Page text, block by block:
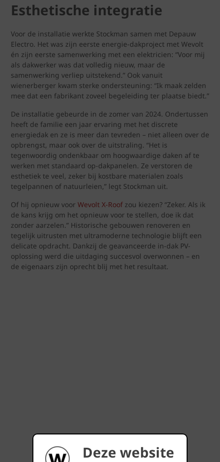
Deze website
Esthetische integratie
Voor de installatie werkte Stockman samen met Depauw
Electro. Het was zijn eerste energie-dakproject met Wevolt
én zijn eerste samenwerking met een elektricien: “Voor mij
als dakwerker was dat volledig nieuw, maar de
samenwerking verliep uitstekend.” Ook vanuit
wienerberger kwam sterke ondersteuning: “Ik maak zelden
mee dat een fabrikant zoveel begeleiding ter plaatse biedt.”
De installatie gebeurde in de zomer van 2024. Ondertussen
heeft de familie een jaar ervaring met het discrete
energiedak en ze is meer dan tevreden – niet alleen over de
opbrengst, maar ook over de uitstraling. “Het is
tegenwoordig ondenkbaar om hoogwaardige daken af te
werken met standaard op-dakpanelen. Ze verstoren de
esthetiek te veel, zeker bij kostbare materialen zoals
tegelpannen of natuurleien,” legt Stockman uit.
Of hij opnieuw voor Wevolt X-Roof zou kiezen? “Zeker. Als ik
de kans krijg om het opnieuw voor te stellen, doe ik dat
zonder aarzelen.” Historische gebouwen renoveren en
tegelijk uitrusten met ultramoderne technologie blijft een
delicate opdracht. Dankzij de geavanceerde in-dak PV-
oplossing werd die uitdaging succesvol overwonnen – en
de eigenaars zijn oprecht blij met het resultaat.